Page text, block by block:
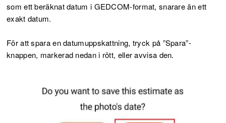
som ett beräknat datum i GEDCOM-format, snarare än ett
exakt datum.
För att spara en datumuppskattning, tryck på ”Spara”-
knappen, markerad nedan i rött, eller avvisa den.